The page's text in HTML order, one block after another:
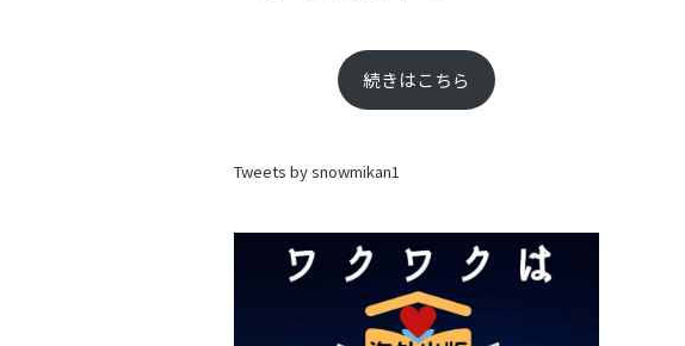
続きはこちら
Tweets by snowmikan1